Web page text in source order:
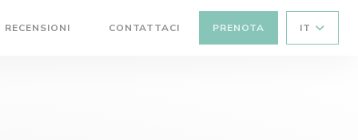
RECENSIONI CONTATTACI PRENOTA IT